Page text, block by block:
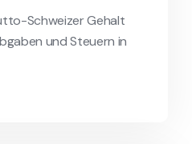
Schweizer Gehalt
und Steuern in